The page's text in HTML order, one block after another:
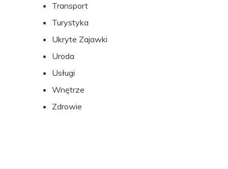
Transport
Turystyka
Ukryte Zajawki
Uroda
Usługi
Wnętrze
Zdrowie